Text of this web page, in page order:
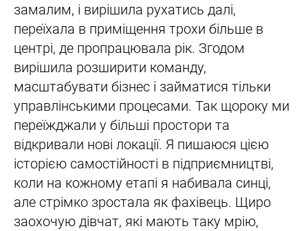
замалим, і вирішила рухатись далі,
переїхала в приміщення трохи більше в
центрі, де пропрацювала рік. Згодом
вирішила розширити команду,
масштабувати бізнес і займатися тільки
управлінськими процесами. Так щороку ми
переїжджали у більші простори та
відкривали нові локації. Я пишаюся цією
історією самостійності в підприємництві,
коли на кожному етапі я набивала синці,
але стрімко зростала як фахівець. Щиро
заохочую дівчат, які мають таку мрію,